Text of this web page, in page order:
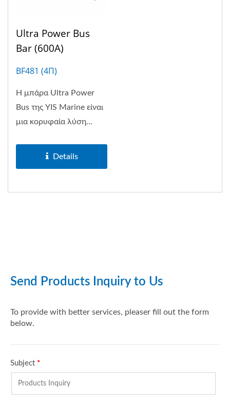
Ultra Power Bus
Bar (600A)
BF481 (4Π)
Η μπάρα Ultra Power
Bus της YIS Marine είναι
μια κορυφαία λύση...
Details